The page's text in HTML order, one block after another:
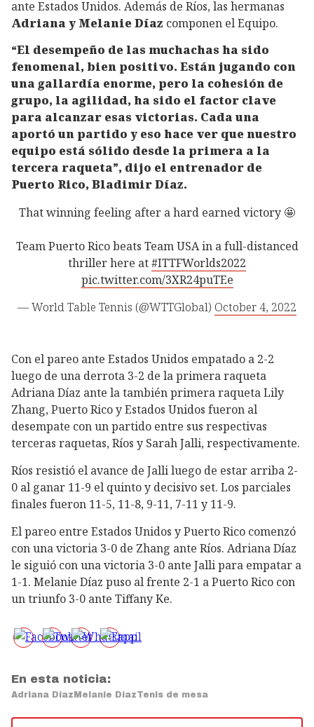
ante Estados Unidos. Además de Ríos, las hermanas
Adriana y Melanie Díaz componen el Equipo.
“El desempeño de las muchachas ha sido
fenomenal, bien positivo. Están jugando con
una gallardía enorme, pero la cohesión de
grupo, la agilidad, ha sido el factor clave
para alcanzar esas victorias. Cada una
aportó un partido y eso hace ver que nuestro
equipo está sólido desde la primera a la
tercera raqueta”, dijo el entrenador de
Puerto Rico, Bladimir Díaz.
That winning feeling after a hard earned victory 🤩
Team Puerto Rico beats Team USA in a full-distanced
thriller here at#ITTFWorlds2022
pic.twitter.com/3XR24puTEe
— World Table Tennis (@WTTGlobal) October 4, 2022
Con el pareo ante Estados Unidos empatado a 2-2
luego de una derrota 3-2 de la primera raqueta
Adriana Díaz ante la también primera raqueta Lily
Zhang, Puerto Rico y Estados Unidos fueron al
desempate con un partido entre sus respectivas
terceras raquetas, Ríos y Sarah Jalli, respectivamente.
Ríos resistió el avance de Jalli luego de estar arriba 2-
0 al ganar 11-9 el quinto y decisivo set. Los parciales
finales fueron 11-5, 11-8, 9-11, 7-11 y 11-9.
El pareo entre Estados Unidos y Puerto Rico comenzó
con una victoria 3-0 de Zhang ante Ríos. Adriana Díaz
le siguió con una victoria 3-0 ante Jalli para empatar a
1-1. Melanie Díaz puso al frente 2-1 a Puerto Rico con
un triunfo 3-0 ante Tiffany Ke.
En esta noticia:
Adriana DíazMelanie DíazTenis de mesa